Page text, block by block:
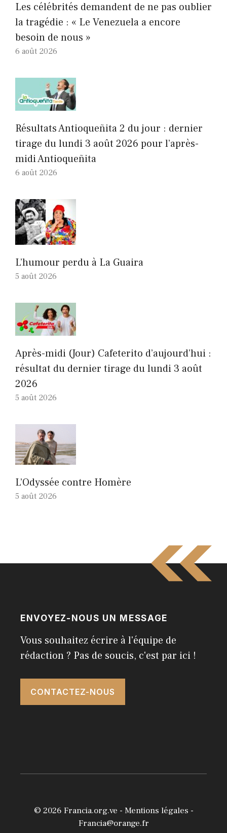
Les célébrités demandent de ne pas oublier
la tragédie : « Le Venezuela a encore
besoin de nous »
6 août 2026
Résultats Antioqueñita 2 du jour : dernier
tirage du lundi 3 août 2026 pour l’après-
midi Antioqueñita
6 août 2026
L’humour perdu à La Guaira
5 août 2026
Après-midi (Jour) Cafeterito d’aujourd’hui :
résultat du dernier tirage du lundi 3 août
2026
5 août 2026
L’Odyssée contre Homère
5 août 2026
ENVOYEZ-NOUS UN MESSAGE
Vous souhaitez écrire à l'équipe de
rédaction ? Pas de soucis, c'est par ici !
CONTACTEZ-NOUS
© 2026 Francia.org.ve - Mentions légales -
Francia@orange.fr